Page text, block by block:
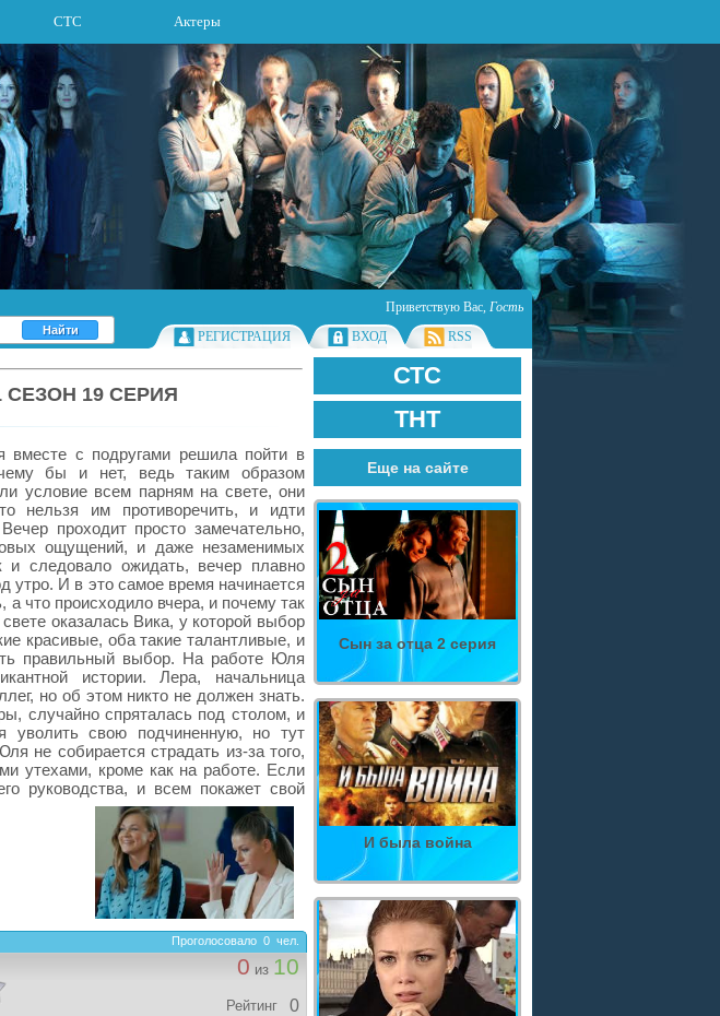
СТС Актеры
Приветствую Вас, Гость
РЕГИСТРАЦИЯ
ВХОД RSS
СТС
ТНТ
Еще на сайте
Сын за отца 2 серия
И была война
19 СЕРИЯ
вместе с подругами решила пойти в
бы и нет, ведь таким образом
условие всем парням на свете, они
нельзя им противоречить, и идти
проходит просто замечательно,
ощущений, и даже незаменимых
и следовало ожидать, вечер плавно
утро. И в это самое время начинается
а что происходило вчера, и почему так
оказалась Вика, у которой выбор
красивые, оба такие талантливые, и
правильный выбор. На работе Юля
истории. Лера, начальница
но об этом никто не должен знать.
случайно спряталась под столом, и
уволить свою подчиненную, но тут
не собирается страдать из-за того,
утехами, кроме как на работе. Если
руководства, и всем покажет свой
Проголосовало 0 чел.
0 из 10
Рейтинг
0